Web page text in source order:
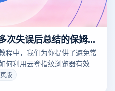
twitter账号如何注册？多次失误后总结的保姆级教程
程中，我们为你提供了避免常
何利用云登指纹浏览器有效避
，享受社交网络的无限乐
版